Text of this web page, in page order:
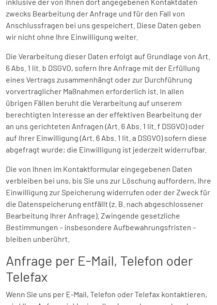
zwecks Bearbeitung der Anfrage und für den Fall von
Anschlussfragen bei uns gespeichert. Diese Daten geben
wir nicht ohne Ihre Einwilligung weiter.
Die Verarbeitung dieser Daten erfolgt auf Grundlage von Art.
6 Abs. 1 lit. b DSGVO, sofern Ihre Anfrage mit der Erfüllung
eines Vertrags zusammenhängt oder zur Durchführung
vorvertraglicher Maßnahmen erforderlich ist. In allen
übrigen Fällen beruht die Verarbeitung auf unserem
berechtigten Interesse an der effektiven Bearbeitung der
an uns gerichteten Anfragen (Art. 6 Abs. 1 lit. f DSGVO) oder
auf Ihrer Einwilligung (Art. 6 Abs. 1 lit. a DSGVO) sofern diese
abgefragt wurde; die Einwilligung ist jederzeit widerrufbar.
Die von Ihnen im Kontaktformular eingegebenen Daten
verbleiben bei uns, bis Sie uns zur Löschung auffordern, Ihre
Einwilligung zur Speicherung widerrufen oder der Zweck für
die Datenspeicherung entfällt (z. B. nach abgeschlossener
Bearbeitung Ihrer Anfrage). Zwingende gesetzliche
Bestimmungen – insbesondere Aufbewahrungsfristen –
bleiben unberührt.
Anfrage per E-Mail, Telefon oder
Telefax
Wenn Sie uns per E-Mail, Telefon oder Telefax kontaktieren,